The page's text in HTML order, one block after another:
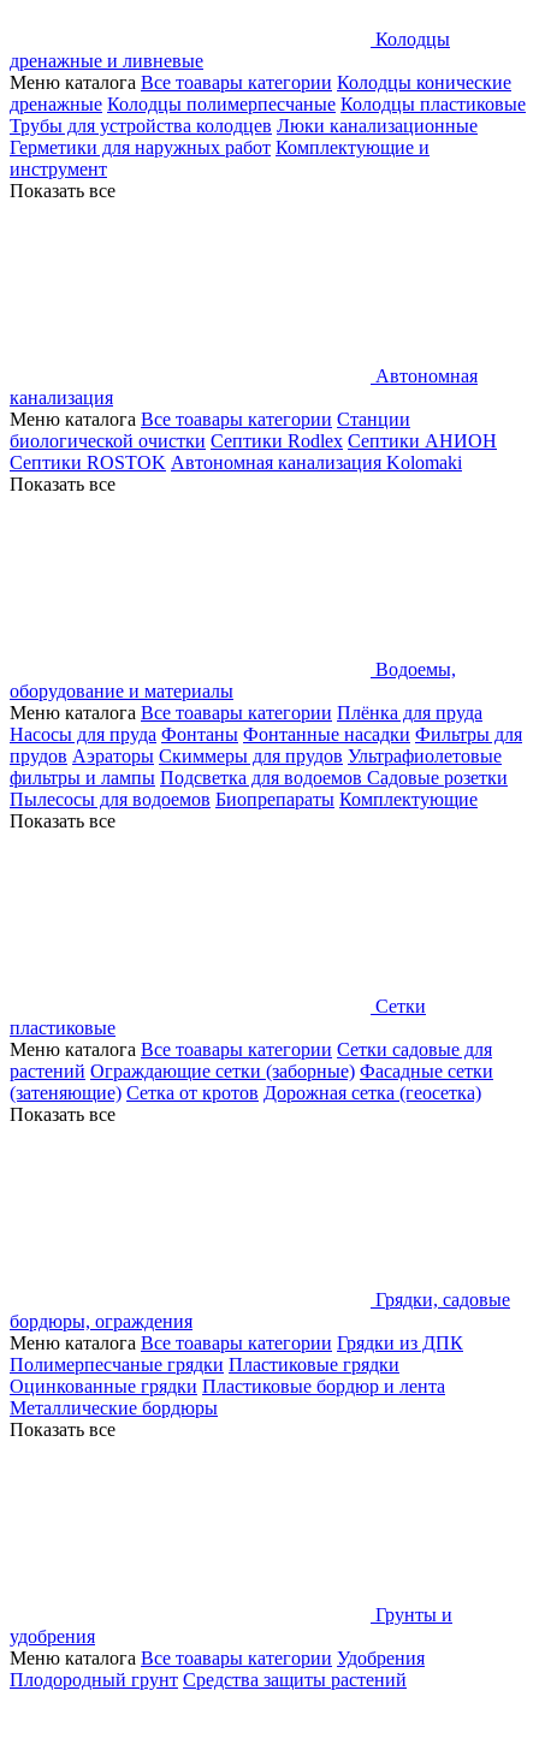
Колодцы
дренажные и ливневые
Меню каталога Все тоавары категории Колодцы конические
дренажные Колодцы полимерпесчаные Колодцы пластиковые
Трубы для устройства колодцев Люки канализационные
Герметики для наружных работ Комплектующие и
инструмент
Показать все
Автономная
канализация
Меню каталога Все тоавары категории Станции
биологической очистки Септики Rodlex Септики АНИОН
Септики ROSTOK Автономная канализация Kolomaki
Показать все
Водоемы,
оборудование и материалы
Меню каталога Все тоавары категории Плёнка для пруда
Насосы для пруда Фонтаны Фонтанные насадки Фильтры для
прудов Аэраторы Скиммеры для прудов Ультрафиолетовые
фильтры и лампы Подсветка для водоемов Садовые розетки
Пылесосы для водоемов Биопрепараты Комплектующие
Показать все
Сетки
пластиковые
Меню каталога Все тоавары категории Сетки садовые для
растений Ограждающие сетки (заборные) Фасадные сетки
(затеняющие) Сетка от кротов Дорожная сетка (геосетка)
Показать все
Грядки, садовые
бордюры, ограждения
Меню каталога Все тоавары категории Грядки из ДПК
Полимерпесчаные грядки Пластиковые грядки
Оцинкованные грядки Пластиковые бордюр и лента
Металлические бордюры
Показать все
Грунты и
удобрения
Меню каталога Все тоавары категории Удобрения
Плодородный грунт Средства защиты растений